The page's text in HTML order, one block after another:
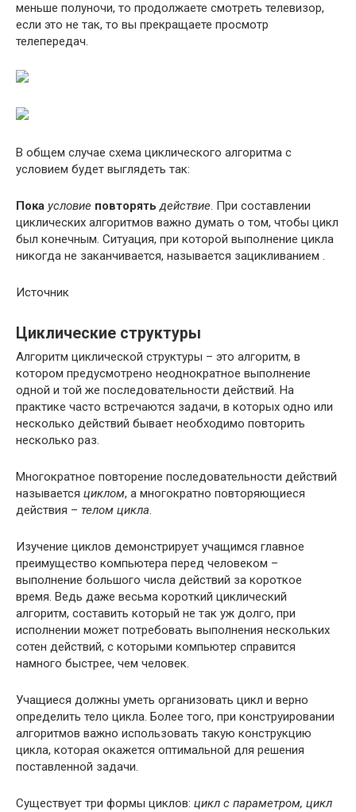
меньше полуночи, то продолжаете смотреть телевизор,
если это не так, то вы прекращаете просмотр
телепередач.
В общем случае схема циклического алгоритма с
условием будет выглядеть так:
Пока условие повторять действие. При составлении
циклических алгоритмов важно думать о том, чтобы цикл
был конечным. Ситуация, при которой выполнение цикла
никогда не заканчивается, называется зацикливанием .
Источник
Циклические структуры
Алгоритм циклической структуры – это алгоритм, в
котором предусмотрено неоднократное выполнение
одной и той же последовательности действий. На
практике часто встречаются задачи, в которых одно или
несколько действий бывает необходимо повторить
несколько раз.
Многократное повторение последовательности действий
называется циклом, а многократно повторяющиеся
действия – телом цикла.
Изучение циклов демонстрирует учащимся главное
преимущество компьютера перед человеком –
выполнение большого числа действий за короткое
время. Ведь даже весьма короткий циклический
алгоритм, составить который не так уж долго, при
исполнении может потребовать выполнения нескольких
сотен действий, с которыми компьютер справится
намного быстрее, чем человек.
Учащиеся должны уметь организовать цикл и верно
определить тело цикла. Более того, при конструировании
алгоритмов важно использовать такую конструкцию
цикла, которая окажется оптимальной для решения
поставленной задачи.
Существует три формы циклов: цикл с параметром, цикл